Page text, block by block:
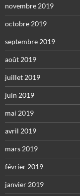
novembre 2019
octobre 2019
septembre 2019
août 2019
juillet 2019
juin 2019
mai 2019
avril 2019
mars 2019
février 2019
janvier 2019